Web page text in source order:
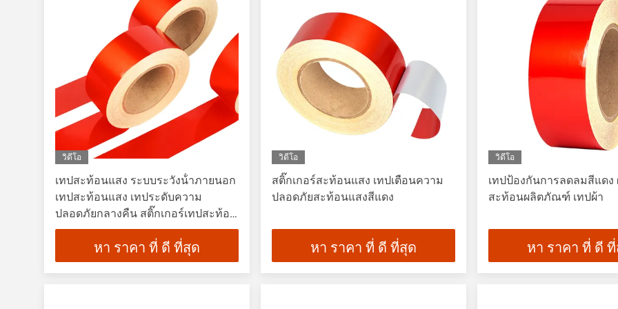
วิดีโอ
เทปสะท้อนแสง ระบบระวังน้ําภายนอก
เทปสะท้อนแสง เทประดับความ
ปลอดภัยกลางคืน สติ๊กเกอร์เทปสะท้อน
แสง สําหรับเครื่องแต่งกายรถยนต์
หา ราคา ที่ ดี ที่สุด
วิดีโอ
สติ๊กเกอร์สะท้อนแสง เทปเตือนความ
ปลอดภัยสะท้อนแสงสีแดง
หา ราคา ที่ ดี ที่สุด
วิดีโอ
เทปป้องกันการลดลมสีแดง
สะท้อนผลิตภัณฑ์ เทปผ้า
หา ราคา ที่ ดี